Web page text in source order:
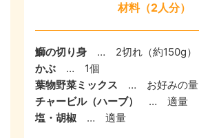
材料（2人分）
鰤の切り身 … 2切れ（約150g）
かぶ … 1個
葉物野菜ミックス … お好みの量
チャービル（ハーブ）
… 適量
塩・胡椒 … 適量